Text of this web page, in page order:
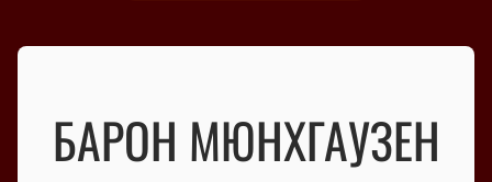
БАРОН МЮНХГАУЗЕН